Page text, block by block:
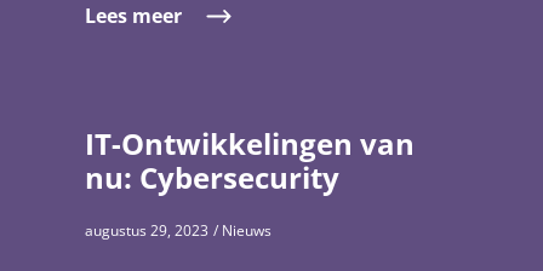
Lees meer
IT-Ontwikkelingen van
nu: Cybersecurity
augustus 29, 2023 / Nieuws